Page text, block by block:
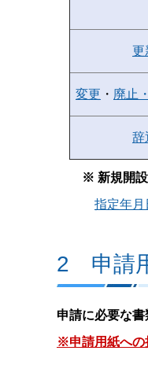
更
変更 ・ 廃止
辞
※ 新規開設
指定年月
2 申請
申請に必要な
※申請用紙への